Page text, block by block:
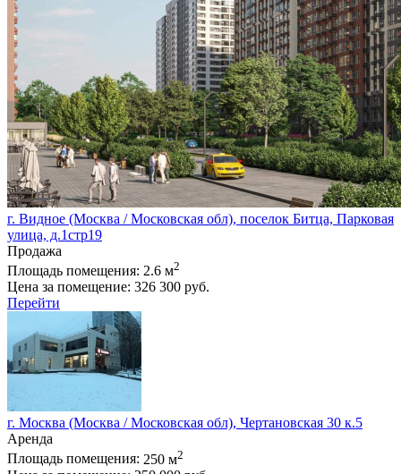
г. Видное (Москва / Московская обл), поселок Битца, Парковая
улица, д.1стр19
Продажа
Площадь помещения: 2.6 м2
Цена за помещение: 326 300 руб.
Перейти
г. Москва (Москва / Московская обл), Чертановская 30 к.5
Аренда
Площадь помещения: 250 м2